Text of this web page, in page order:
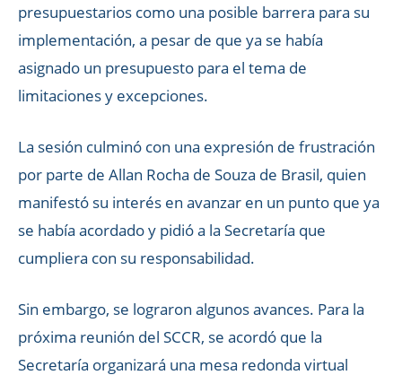
presupuestarios como una posible barrera para su
implementación, a pesar de que ya se había
asignado un presupuesto para el tema de
limitaciones y excepciones.
La sesión culminó con una expresión de frustración
por parte de Allan Rocha de Souza de Brasil, quien
manifestó su interés en avanzar en un punto que ya
se había acordado y pidió a la Secretaría que
cumpliera con su responsabilidad.
Sin embargo, se lograron algunos avances. Para la
próxima reunión del SCCR, se acordó que la
Secretaría organizará una mesa redonda virtual